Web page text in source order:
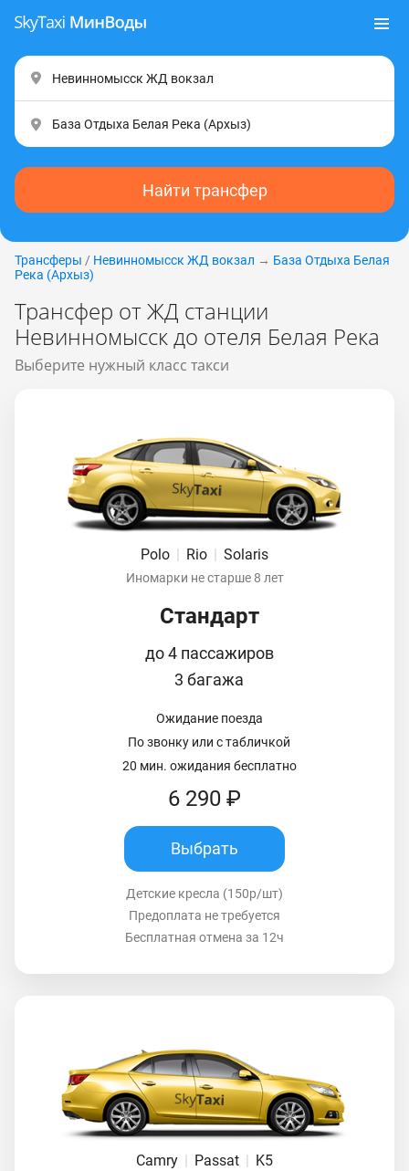
Найти трансфер
Трансферы / Невинномысск ЖД вокзал → База Отдыха Белая
Река (Apxыз)
Трансфер от ЖД станции
Невинномысск до отеля Белая Река
Выберите нужный класс такси
Polo | Rio | Solaris
Иномарки не старше 8 лет
Стандарт
до 4 пассажиров
3 багажа
Ожидание поезда
По звонку или с табличкой
20 мин. ожидания бесплатно
6 290 ₽
Выбрать
Детские кресла (150р/шт)
Предоплата не требуется
Бесплатная отмена за 12ч
Camry Passat K5